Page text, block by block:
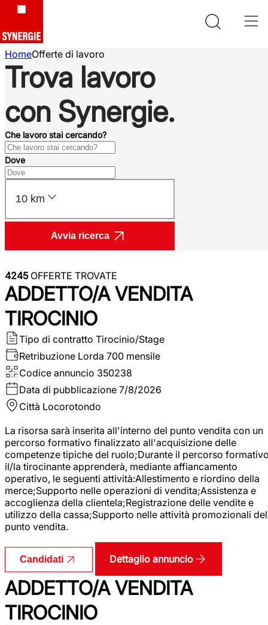
HomeOfferte di lavoro
Trova lavoro
con Synergie.
Che lavoro stai cercando?
Dove
10 km
Avvia ricerca
4245OFFERTE TROVATE
ADDETTO/A VENDITA
TIROCINIO
Tipo di contratto Tirocinio/Stage
Retribuzione Lorda 700 mensile
Codice annuncio 350238
Data di pubblicazione 7/8/2026
Città Locorotondo
La risorsa sarà inserita all'interno del punto vendita con un
percorso formativo finalizzato all'acquisizione delle
competenze tipiche del ruolo;Durante il percorso
il/la tirocinante apprenderà, mediante affiancamento
operativo, le seguenti attività:Allestimento e riordino della
merce;Supporto nelle operazioni di vendita;Assistenza e
accoglienza della clientela;Registrazione delle vendite e
utilizzo della cassa;Supporto nelle attività promozionali del
punto vendita.
Candidati Dettaglio annuncio
ADDETTO/A VENDITA
TIROCINIO